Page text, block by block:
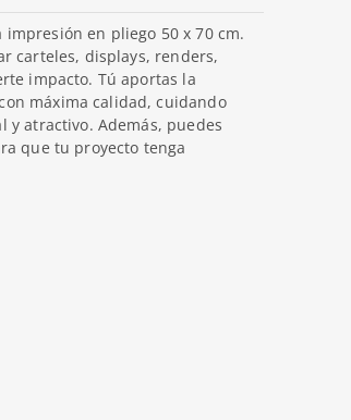
en pliego 50 x 70 cm.
carteles, displays, renders,
impacto. Tú aportas la
máxima calidad, cuidando
atractivo. Además, puedes
que tu proyecto tenga